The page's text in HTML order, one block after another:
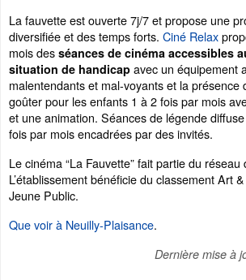
La fauvette est ouverte 7j/7 et propose une
diversifiée et des temps forts. Ciné Relax
mois des séances de cinéma accessibles
situation de handicap avec un équipement
malentendants et mal-voyants et la présence
goûter pour les enfants 1 à 2 fois par mois
et une animation. Séances de légende
fois par mois encadrées par des invités.
Le cinéma “La Fauvette” fait partie du réseau
L’établissement bénéficie du classement Art
Jeune Public.
Que voir à Neuilly-Plaisance.
Dernière mise à